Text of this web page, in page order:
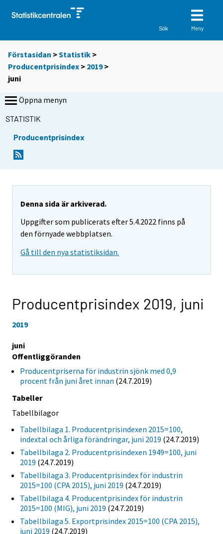
Sök Meny
Förstasidan >Statistik >
Producentprisindex > 2019>
juni
Öppna menyn
STATISTIK
Producentprisindex
Denna sida är arkiverad.
Uppgifter som publicerats efter 5.4.2022 finns på
den förnyade webbplatsen.
Gå till den nya statistiksidan.
Producentprisindex 2019, juni
2019
juni
Offentliggöranden
Producentpriserna för industrin sjönk med 0,9
procent från juni året innan (24.7.2019)
Tabeller
Tabellbilagor
Tabellbilaga 1. Producentprisindexen 2015=100,
indextal och årliga förändringar, juni 2019 (24.7.2019)
Tabellbilaga 2. Producentprisindexen 1949=100, juni
2019 (24.7.2019)
Tabellbilaga 3. Producentprisindex för industrin
2015=100 (CPA 2015), juni 2019 (24.7.2019)
Tabellbilaga 4. Producentprisindex för industrin
2015=100 (MIG), juni 2019 (24.7.2019)
Tabellbilaga 5. Exportprisindex 2015=100 (CPA 2015),
juni 2019 (24.7.2019)